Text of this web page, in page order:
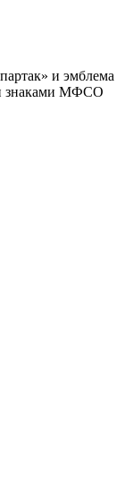
и эмблема
знаками МФСО